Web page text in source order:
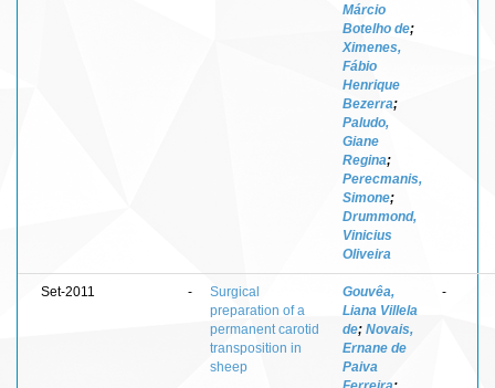
Márcio
Botelho de;
Ximenes,
Fábio
Henrique
Bezerra;
Paludo,
Giane
Regina;
Perecmanis,
Simone;
Drummond,
Vinicius
Oliveira
Set-2011 -
Surgical
preparation of a
permanent carotid
transposition in
sheep
Gouvêa,
Liana Villela
de; Novais,
Ernane de
Paiva
-